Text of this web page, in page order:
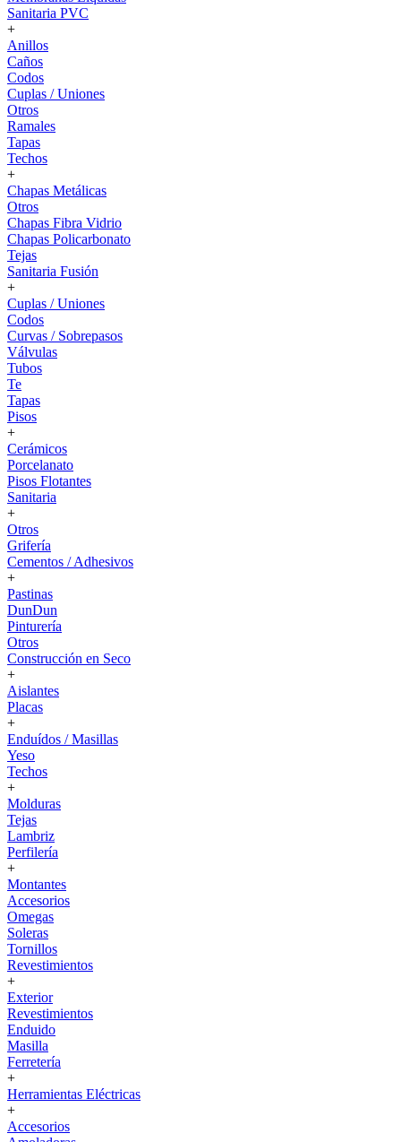
Sanitaria PVC
+
Anillos
Caños
Codos
Cuplas / Uniones
Otros
Ramales
Tapas
Techos
+
Chapas Metálicas
Otros
Chapas Fibra Vidrio
Chapas Policarbonato
Tejas
Sanitaria Fusión
+
Cuplas / Uniones
Codos
Curvas / Sobrepasos
Válvulas
Tubos
Te
Tapas
Pisos
+
Cerámicos
Porcelanato
Pisos Flotantes
Sanitaria
+
Otros
Grifería
Cementos / Adhesivos
+
Pastinas
DunDun
Pinturería
Otros
Construcción en Seco
+
Aislantes
Placas
+
Enduídos / Masillas
Yeso
Techos
+
Molduras
Tejas
Lambriz
Perfilería
+
Montantes
Accesorios
Omegas
Soleras
Tornillos
Revestimientos
+
Exterior
Revestimientos
Enduido
Masilla
Ferretería
+
Herramientas Eléctricas
+
Accesorios